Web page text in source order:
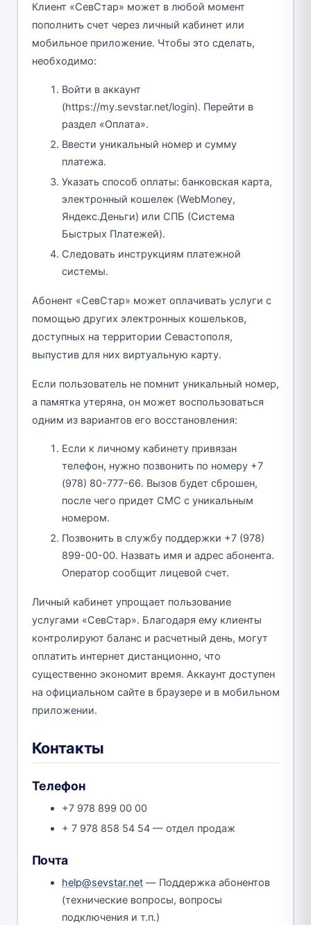
Клиент «СевСтар» может в любой момент
пополнить счет через личный кабинет или
мобильное приложение. Чтобы это сделать,
необходимо:
Войти в аккаунт
(https://my.sevstar.net/login). Перейти в
раздел «Оплата».
Ввести уникальный номер и сумму
платежа.
Указать способ оплаты: банковская карта,
электронный кошелек (WebMoney,
Яндекс.Деньги) или СПБ (Система
Быстрых Платежей).
Следовать инструкциям платежной
системы.
Абонент «СевСтар» может оплачивать услуги с
помощью других электронных кошельков,
доступных на территории Севастополя,
выпустив для них виртуальную карту.
Если пользователь не помнит уникальный номер,
а памятка утеряна, он может воспользоваться
одним из вариантов его восстановления:
Если к личному кабинету привязан
телефон, нужно позвонить по номеру +7
(978) 80-777-66. Вызов будет сброшен,
после чего придет СМС с уникальным
номером.
Позвонить в службу поддержки +7 (978)
899-00-00. Назвать имя и адрес абонента.
Оператор сообщит лицевой счет.
Личный кабинет упрощает пользование
услугами «СевСтар». Благодаря ему клиенты
контролируют баланс и расчетный день, могут
оплатить интернет дистанционно, что
существенно экономит время. Аккаунт доступен
на официальном сайте в браузере и в мобильном
приложении.
Контакты
Телефон
+7 978 899 00 00
+ 7 978 858 54 54 — отдел продаж
Почта
help@sevstar.net — Поддержка абонентов
(технические вопросы, вопросы
подключения и т.п.)